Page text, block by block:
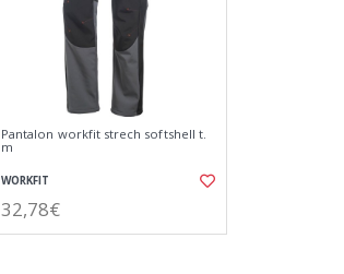
Pantalon workfit strech softshell t.
m
WORKFIT
32,78€